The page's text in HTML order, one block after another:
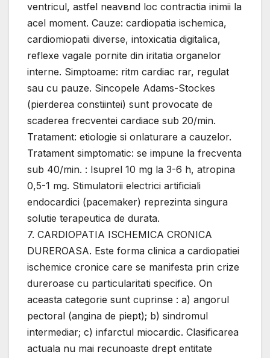
ventricul, astfel neavвnd loc contractia inimii la
acel moment. Cauze: cardiopatia ischemica,
cardiomiopatii diverse, intoxicatia digitalica,
reflexe vagale pornite din iritatia organelor
interne. Simptoame: ritm cardiac rar, regulat
sau cu pauze. Sincopele Adams-Stockes
(pierderea constiintei) sunt provocate de
scaderea frecventei cardiace sub 20/min.
Tratament: etiologie si оnlaturare a cauzelor.
Tratament simptomatic: se impune la frecventa
sub 40/min. : Isuprel 10 mg la 3-6 h, atropina
0,5-1 mg. Stimulatorii electrici artificiali
endocardici (pacemaker) reprezinta singura
solutie terapeutica de durata.
7. CARDIOPATIA ISCHEMICA CRONICA
DUREROASA. Este forma clinica a cardiopatiei
ischemice cronice care se manifesta prin crize
dureroase cu particularitati specifice. Оn
aceasta categorie sunt cuprinse : a) angorul
pectoral (angina de piept); b) sindromul
intermediar; c) infarctul miocardic. Clasificarea
actuala nu mai recunoaste drept entitate